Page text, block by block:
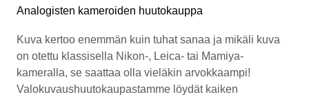
Analogisten kameroiden huutokauppa
Kuva kertoo enemmän kuin tuhat sanaa ja mikäli kuva
on otettu klassisella Nikon-, Leica- tai Mamiya-
kameralla, se saattaa olla vieläkin arvokkaampi!
Valokuvaushuutokaupastamme löydät kaiken